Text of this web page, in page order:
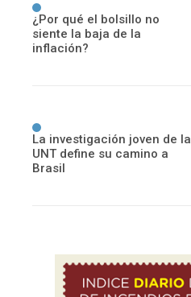
¿Por qué el bolsillo no
siente la baja de la
inflación?
La investigación joven de la
UNT define su camino a
Brasil